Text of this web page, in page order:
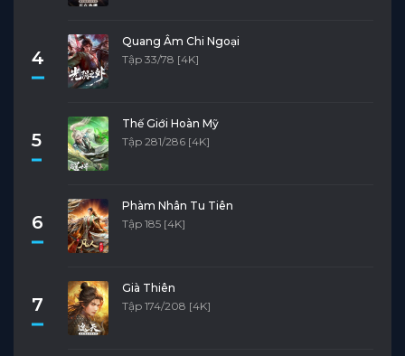
4
Quang Âm Chi Ngoại
Tập 33/78 [4K]
5
Thế Giới Hoàn Mỹ
Tập 281/286 [4K]
6
Phàm Nhân Tu Tiên
Tập 185 [4K]
7
Già Thiên
Tập 174/208 [4K]